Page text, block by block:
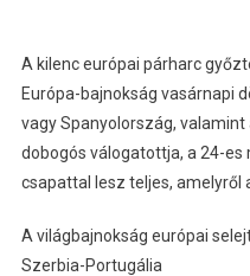
A kilenc európai párharc
Európa-bajnokság vasárnapi
vagy Spanyolország,
dobogós válogatottja, a 24-
csapattal lesz teljes, amelyről
A világbajnokság európai
Szerbia-Portugália